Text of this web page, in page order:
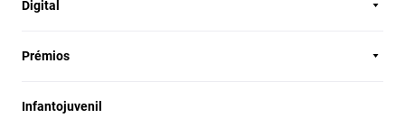
Digital
Prémios
Infantojuvenil